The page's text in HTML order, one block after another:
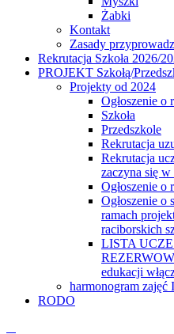
Żabki
Kontakt
Zasady
Rekrutacja Szkoła 2026/
PROJEKT Szkołą/
Projekty od 2024
Ogłoszenie o
Szkoła
Przedszkole
Rekrutacja
Rekrutacja
zaczyna się w
Ogłoszenie o
Ogłoszenie
ramach
raciborskich
LISTA
edukacji
harmonogram zajęć
RODO